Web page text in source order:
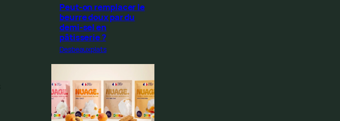
Peut-on remplacer le
beurre doux par du
demi-sel en
pâtisserie ?
Desbeauxplats